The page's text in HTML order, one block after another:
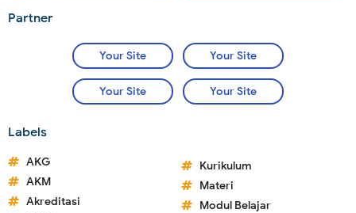
Partner
Your Site Your Site
Your Site Your Site
Labels
AKG
AKM
Akreditasi
Kurikulum
Materi
Modul Belajar